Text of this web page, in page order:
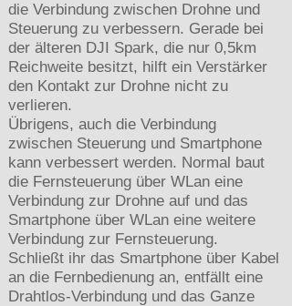
die Verbindung zwischen Drohne und
Steuerung zu verbessern. Gerade bei
der älteren DJI Spark, die nur 0,5km
Reichweite besitzt, hilft ein Verstärker
den Kontakt zur Drohne nicht zu
verlieren.
Übrigens, auch die Verbindung
zwischen Steuerung und Smartphone
kann verbessert werden. Normal baut
die Fernsteuerung über WLan eine
Verbindung zur Drohne auf und das
Smartphone über WLan eine weitere
Verbindung zur Fernsteuerung.
Schließt ihr das Smartphone über Kabel
an die Fernbedienung an, entfällt eine
Drahtlos-Verbindung und das Ganze